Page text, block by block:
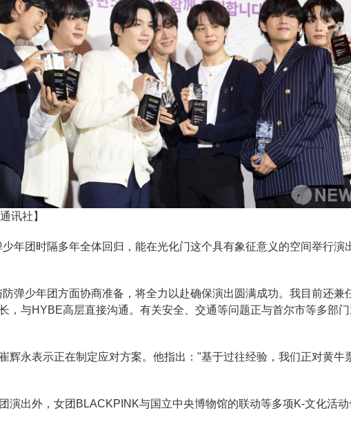
讯社】
年团时隔多年全体回归，能在光化门这个具有象征意义的空间举行演
弹少年团方面协商准备，将全力以赴确保演出圆满成功。我目前还兼
，与HYBE高层直接沟通。有关安全、交通等问题正与首尔市等多部
辉永表示正在制定应对方案。他指出："基于过往经验，我们正对黄牛
演出外，女团BLACKPINK与国立中央博物馆的联动等多项K-文化活